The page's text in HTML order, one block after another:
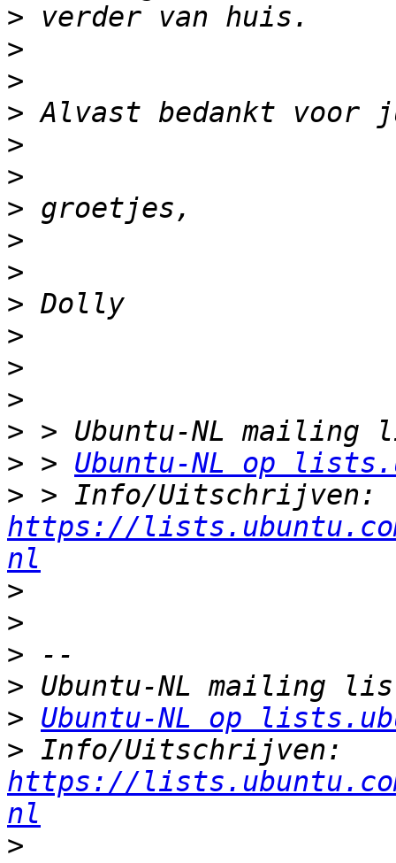
>
>
>
>
>
>
>
>
>
>
>
>
>
>
> > Ubuntu-NL op
>
https://
nl
>
>
>
>
> Ubuntu-NL op
>
https://
nl
>